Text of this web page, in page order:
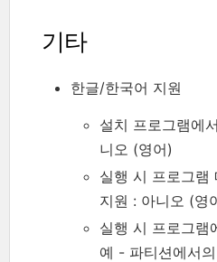
기타
한글/한국어 지원
설치 프로그램에
니오 (영어)
실행 시 프로그램
지원 : 아니오 (영
실행 시 프로그램
예 - 파티션에서